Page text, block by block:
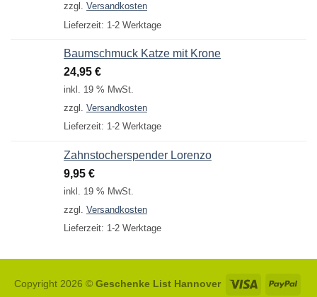
zzgl. Versandkosten
Lieferzeit: 1-2 Werktage
Baumschmuck Katze mit Krone
24,95 €
inkl. 19 % MwSt.
zzgl. Versandkosten
Lieferzeit: 1-2 Werktage
Zahnstocherspender Lorenzo
9,95 €
inkl. 19 % MwSt.
zzgl. Versandkosten
Lieferzeit: 1-2 Werktage
Copyright 2026 © Geschenke List Hannover Visa